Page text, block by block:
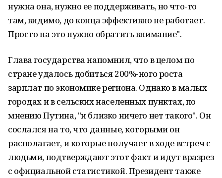
нужна она, нужно ее поддерживать, но что-то
там, видимо, до конца эффективно не работает.
Просто на это нужно обратить внимание".
Глава государства напомнил, что в целом по
стране удалось добиться 200%-ного роста
зарплат по экономике региона. Однако в малых
городах и в сельских населенных пунктах, по
мнению Путина, "и близко ничего нет такого". Он
сослался на то, что данные, которыми он
располагает, и которые получает в ходе встреч с
людьми, подтверждают этот факт и идут вразрез
с официальной статистикой. Президент также